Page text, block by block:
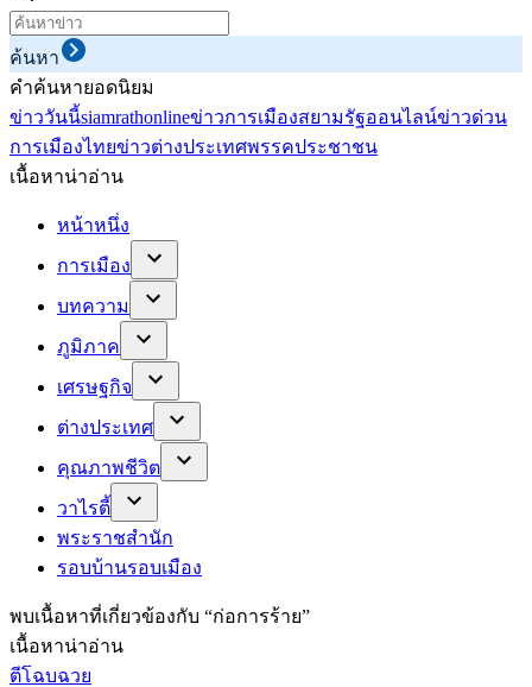
ค้นหา
คำค้นหายอดนิยม
ข่าววันนี้siamrathonlineข่าวการเมืองสยามรัฐออนไลน์ข่าวด่วน
การเมืองไทยข่าวต่างประเทศพรรคประชาชน
เนื้อหาน่าอ่าน
หน้าหนึ่ง
การเมือง
บทความ
ภูมิภาค
เศรษฐกิจ
ต่างประเทศ
คุณภาพชีวิต
วาไรตี้
พระราชสำนัก
รอบบ้านรอบเมือง
พบเนื้อหาที่เกี่ยวข้องกับ “ก่อการร้าย”
เนื้อหาน่าอ่าน
ตีโฉบฉวย